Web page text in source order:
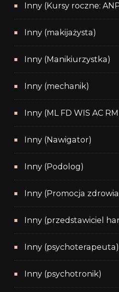
Inny (Kursy roczne:
Inny (makijażysta)
Inny (Manikiurzystka)
Inny (mechanik)
Inny (ML FD WIS AC
Inny (Nawigator)
Inny (Podolog)
Inny (Promocja
Inny (przedstawiciel
Inny (psychoterapeuta)
Inny (psychotronik)